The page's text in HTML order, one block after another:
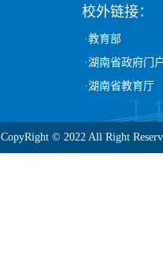
校外链接：
·教育部
·湖南省政府门
·湖南省教育厅
CopyRight © 2022 All Right